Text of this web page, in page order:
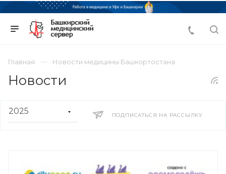
Главная Новости медицины Башкортостана
Новости
ПОДПИСАТЬСЯ НА РАССЫЛКУ